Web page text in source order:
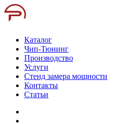
Каталог
Чип-Тюнинг
Производство
Услуги
Стенд замера мощности
Контакты
Статьи